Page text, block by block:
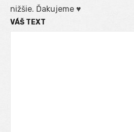
nižšie. Ďakujeme ♥
VÁŠ TEXT